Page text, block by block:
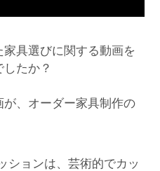
具選びに関する動画を
たか？
、オーダー家具制作の
ションは、芸術的でカッ